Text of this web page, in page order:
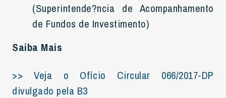
(Superintende?ncia de Acompanhamento
de Fundos de Investimento)
Saiba Mais
>> Veja o Ofício Circular 066/2017-DP
divulgado pela B3